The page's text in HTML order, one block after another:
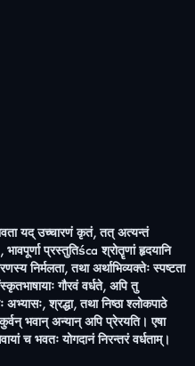
यद् उच्चारणं कृतं, तत् अत्यन्तं
प्रस्तुतिśca श्रोतॄणां हृदयानि
निर्मलता, तथा अर्थाभिव्यक्तेः स्पष्टता
गौरवं वर्धते, अपि तु
श्रद्धा, तथा निष्ठा श्लोकपाठे
भवान् अन्यान् अपि प्रेरयति। एषा
च भवतः योगदानं निरन्तरं वर्धताम्।